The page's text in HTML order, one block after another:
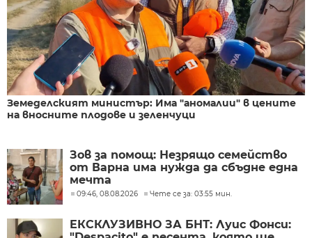
Земеделският министър: Има "аномалии" в цените
на вносните плодове и зеленчуци
Зов за помощ: Незрящо семейство
от Варна има нужда да сбъдне една
мечта
09:46, 08.08.2026 Чете се за: 03:55 мин.
ЕКСКЛУЗИВНО ЗА БНТ: Луис Фонси: